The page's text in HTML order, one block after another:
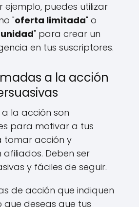
ejemplo, puedes utilizar
"oferta limitada" o
" para crear un
en tus suscriptores.
a la acción
la acción son
para motivar a tus
tomar acción y
afiliados. Deben ser
y fáciles de seguir.
de acción que indiquen
deseas que tus